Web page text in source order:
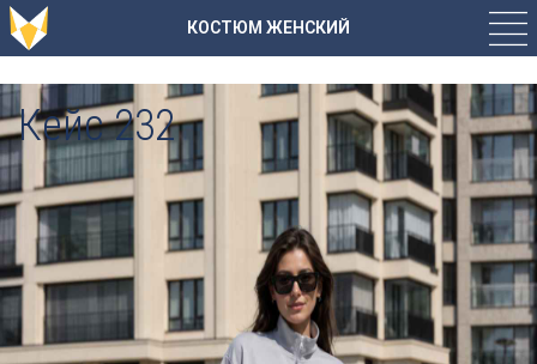
КОСТЮМ ЖЕНСКИЙ
Кейс 232